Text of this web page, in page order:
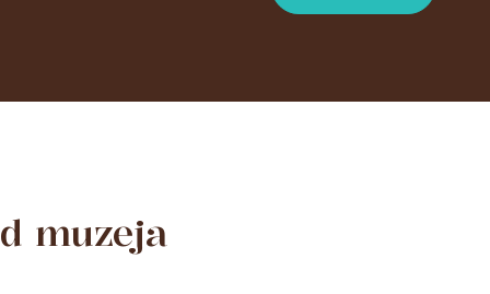
muzeja